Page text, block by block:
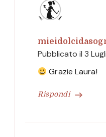
Pubblicato il 3
Rispondi
Grazie Laura!